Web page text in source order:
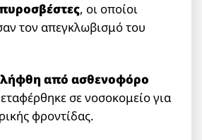
, οι οποίοι
τον απεγκλωβισμό του
από ασθενοφόρο
σε νοσοκομείο για
φροντίδας.